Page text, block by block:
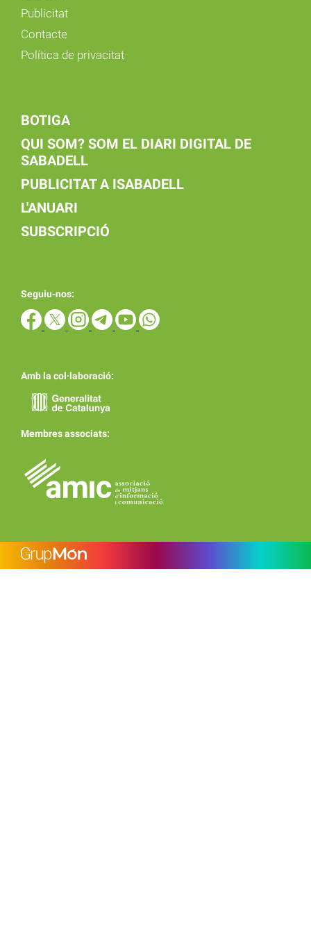
Publicitat
Contacte
Política de privacitat
BOTIGA
QUI SOM? SOM EL DIARI DIGITAL DE
SABADELL
PUBLICITAT A ISABADELL
L'ANUARI
SUBSCRIPCIÓ
Seguiu-nos:
Amb la col·laboració:
Membres associats: